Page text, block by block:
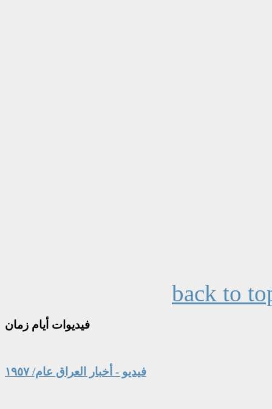
back to
فيديوات أيام زمان
فيديو - أخبار العراق عام/ ١٩٥٧